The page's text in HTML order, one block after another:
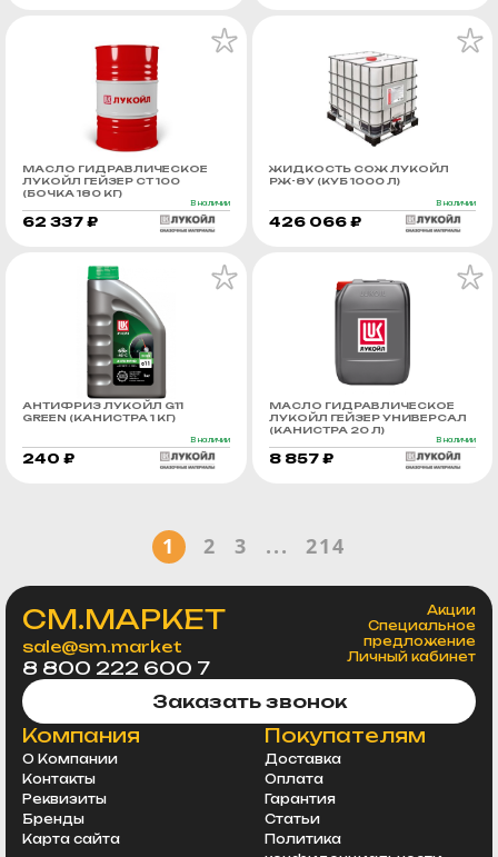
МАСЛО ГИДРАВЛИЧЕСКОЕ
ЛУКОЙЛ ГЕЙЗЕР СТ 100
(БОЧКА 180 КГ)
В наличии
62 337 ₽
ЖИДКОСТЬ СОЖ ЛУКОЙЛ
РЖ-8У (КУБ 1000 Л)
В наличии
426 066 ₽
АНТИФРИЗ ЛУКОЙЛ G11
GREEN (КАНИСТРА 1 КГ)
В наличии
240 ₽
МАСЛО ГИДРАВЛИЧЕСКОЕ
ЛУКОЙЛ ГЕЙЗЕР УНИВЕРСАЛ
(КАНИСТРА 20 Л)
В наличии
8 857 ₽
1 2 3 ... 214
СМ.МАРКЕТ
sale@sm.market
8 800 222 600 7
Акции
Специальное
предложение
Личный кабинет
Заказать звонок
Компания
О Компании
Контакты
Реквизиты
Бренды
Карта сайта
Покупателям
Доставка
Оплата
Гарантия
Статьи
Политика